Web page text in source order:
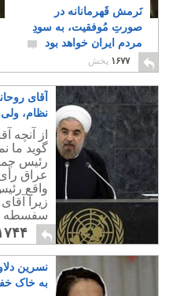
نَرمش قَهرمانانه در
صورتِ مُوفقیت، به سودِ
مردم ایران خواهد بود
۱۶۷۷ پخش
آقای
نظام،
از آنچه
گوید ما
رئیس
عراق رأی
واقع
زیرا
سفسطه
نشان داد
ای نبرده
نسرین
به خاک